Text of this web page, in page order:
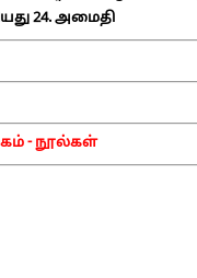
24. அமைதி
- நூல்கள்